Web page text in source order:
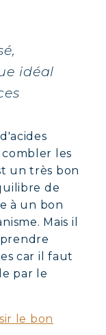
idéal
les
un très bon
de
à un bon
Mais il
car il faut
par le
le bon